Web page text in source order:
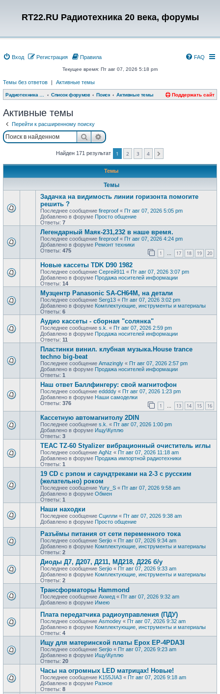
RT22.RU Радиотехника 20 века, форумы
Вход Регистрация FAQ
Правила
Текущее время: Пт авг 07, 2026 5:18 pm
Темы без ответов | Активные темы
Список форумов Поиск Активные темы Поддержать сайт
Активные темы
Перейти к расширенному поиску
ПоискРасширенный поиск
Найден 171 результат 1 2 3 4
Темы
Темы
Задачка на видимость линии горизонта помогите
решить ?
Последнее сообщение fireproof « Пт авг 07, 2026 5:05 pm
Добавлено в форуме Просто общение
Ответы: 7
Легендарный Маяк-231,232 в наше время.
Последнее сообщение fireproof « Пт авг 07, 2026 4:24 pm
Добавлено в форуме Ремонт техники
Ответы: 475 1 17 18 19 20
Новые кассеты TDK D90 1982
Последнее сообщение Сергей911 « Пт авг 07, 2026 3:07 pm
Добавлено в форуме Продажa носителей информации
Ответы: 14
Музцентр Panasonic SA-CH64M, на детали
Последнее сообщение Serg13 « Пт авг 07, 2026 3:02 pm
Добавлено в форуме Комплектующие, инструменты и материалы
Ответы: 6
Аудио кассеты - сборная "солянка"
Последнее сообщение s.k. « Пт авг 07, 2026 2:59 pm
Добавлено в форуме Продажa носителей информации
Ответы: 11
Пластинки винил. клубная музыка.House trance
techno big-beat
Последнее сообщение Amazingly « Пт авг 07, 2026 2:57 pm
Добавлено в форуме Продажa носителей информации
Ответы: 1
Наш ответ Баллфингеру: свой магнитофон
Последнее сообщение eddddy « Пт авг 07, 2026 1:23 pm
Добавлено в форуме Наши самоделки
Ответы: 376 1 13 14 15 16
Кассетную автомагнитолу 2DIN
Последнее сообщение s.k. « Пт авг 07, 2026 1:00 pm
Добавлено в форуме Ищу\Куплю
Ответы: 3
TEAC TZ-60 Styalizer вибрационный очиститель иглы
Последнее сообщение AgNz « Пт авг 07, 2026 11:18 am
Добавлено в форуме Продажа импортной радиотехники
Ответы: 1
19 CD с рэпом и саундтреками на 2-3 с русским
(желательно) роком
Последнее сообщение Yury_S « Пт авг 07, 2026 9:58 am
Добавлено в форуме Обмен
Ответы: 1
Наши находки
Последнее сообщение Сцилли « Пт авг 07, 2026 9:38 am
Добавлено в форуме Просто общение
Разъёмы питания от сети переменного тока
Последнее сообщение Serjio « Пт авг 07, 2026 9:34 am
Добавлено в форуме Комплектующие, инструменты и материалы
Ответы: 2
Диоды Д7, Д207, Д211, МД218, Д226 б/у
Последнее сообщение Serjio « Пт авг 07, 2026 9:33 am
Добавлено в форуме Комплектующие, инструменты и материалы
Ответы: 2
Трансформаторы Hammond
Последнее сообщение Ахмед « Пт авг 07, 2026 9:32 am
Добавлено в форуме Имею
Плата передатчика радиоуправления (ПДУ)
Последнее сообщение Asmodey « Пт авг 07, 2026 9:32 am
Добавлено в форуме Комплектующие, инструменты и материалы
Ответы: 4
Ищу для материнской платы Epox EP-4PDA3I
Последнее сообщение Serjio « Пт авг 07, 2026 9:23 am
Добавлено в форуме Ищу\Куплю
Ответы: 20
Часы на огромных LED матрицах! Новые!
Последнее сообщение K155JIA3 « Пт авг 07, 2026 9:18 am
Добавлено в форуме Разное
Ответы: 8